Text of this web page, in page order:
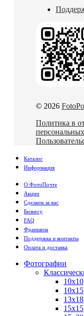
© 2026
Политика в
Каталог
Информация
О ФотоПочте
Акции
Сделаем за вас
Бизнесу
FAQ
Франшиза
Поддержка и контакты
Оплата и доставка
Фотографии
10х10
10х15
13х18
15х15